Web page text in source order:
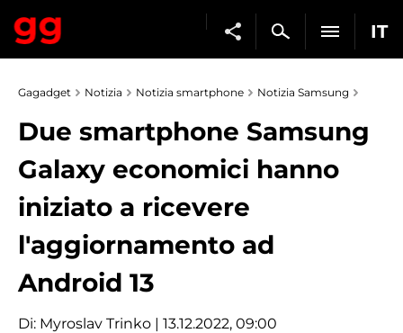
IT
Gagadget Notizia Notizia smartphone Notizia Samsung
Due smartphone Samsung
Galaxy economici hanno
iniziato a ricevere
l'aggiornamento ad
Android 13
Di: Myroslav Trinko | 13.12.2022, 09:00